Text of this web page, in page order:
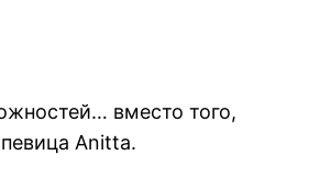
вместо того,
Anitta.